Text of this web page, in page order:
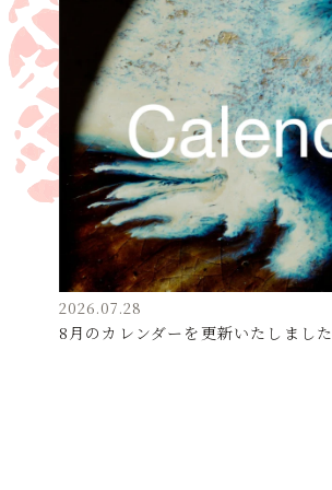
2026.07.28
8月のカレンダーを更新いたしました